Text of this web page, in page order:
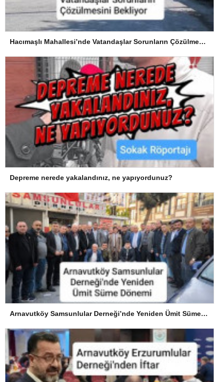
Hacımaşlı Mahallesi’nde Vatandaşlar Sorunların Çözülmesini Bekliyor
Depreme nerede yakalandınız, ne yapıyordunuz?
Arnavutköy Samsunlular Derneği’nde Yeniden Ümit Süme Dönemi